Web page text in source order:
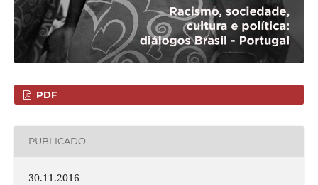
PDF
PUBLICADO
30.11.2016